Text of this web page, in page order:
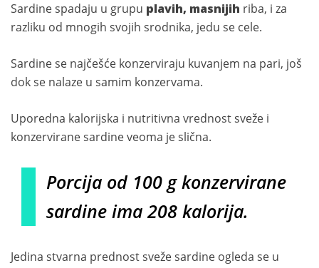
Sardine spadaju u grupu plavih, masnijih riba, i za
razliku od mnogih svojih srodnika, jedu se cele.
Sardine se najčešće konzerviraju kuvanjem na pari, još
dok se nalaze u samim konzervama.
Uporedna kalorijska i nutritivna vrednost sveže i
konzervirane sardine veoma je slična.
Porcija od 100 g konzervirane
sardine ima 208 kalorija.
Jedina stvarna prednost sveže sardine ogleda se u